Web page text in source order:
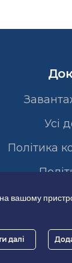
Усі
Політика
IT.com.ua for
вашому
далі